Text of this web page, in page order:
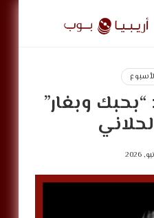
أريبيا
بوب
ArabiaPop
“بحبك وبغار”